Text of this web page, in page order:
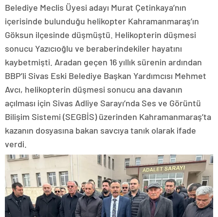
Belediye Meclis Üyesi adayı Murat Çetinkaya’nın
içerisinde bulunduğu helikopter Kahramanmaraş’ın
Göksun ilçesinde düşmüştü. Helikopterin düşmesi
sonucu Yazıcıoğlu ve beraberindekiler hayatını
kaybetmişti. Aradan geçen 16 yıllık sürenin ardından
BBP’li Sivas Eski Belediye Başkan Yardımcısı Mehmet
Avcı, helikopterin düşmesi sonucu ana davanın
açılması için Sivas Adliye Sarayı’nda Ses ve Görüntü
Bilişim Sistemi (SEGBİS) üzerinden Kahramanmaraş’ta
kazanın dosyasına bakan savcıya tanık olarak ifade
verdi.